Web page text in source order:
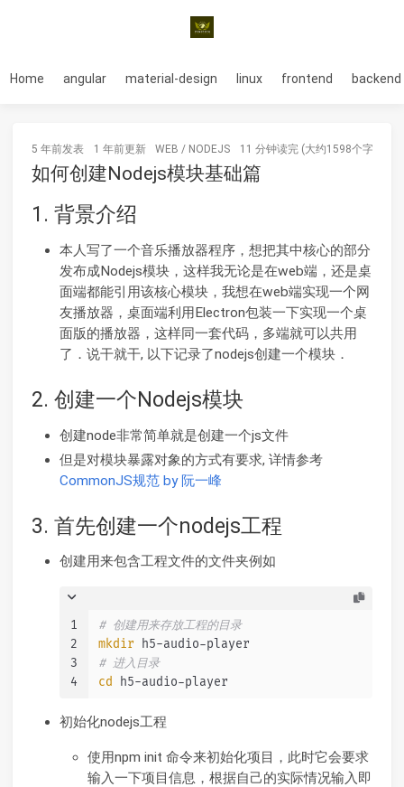
Home angular material-design linux frontend backend
5 年前发表 1 年前更新 WEB / NODEJS 11 分钟读完 (大约1598个字)
如何创建Nodejs模块基础篇
1. 背景介绍
本人写了一个音乐播放器程序，想把其中核心的部分
发布成Nodejs模块，这样我无论是在web端，还是桌
面端都能引用该核心模块，我想在web端实现一个网
友播放器，桌面端利用Electron包装一下实现一个桌
面版的播放器，这样同一套代码，多端就可以共用
了．说干就干, 以下记录了nodejs创建一个模块．
2. 创建一个Nodejs模块
创建node非常简单就是创建一个js文件
但是对模块暴露对象的方式有要求, 详情参考
CommonJS规范 by 阮一峰
3. 首先创建一个nodejs工程
创建用来包含工程文件的文件夹例如
1
2
3
4
# 创建用来存放工程的目录
mkdir h5-audio-player
# 进入目录
cd
h5-audio-player
初始化nodejs工程
使用npm init 命令来初始化项目，此时它会要求
输入一下项目信息，根据自己的实际情况输入即